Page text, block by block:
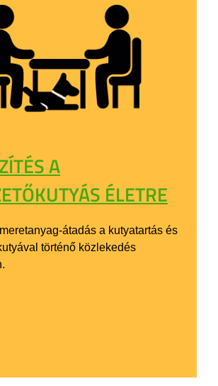
A
ÉLETRE
átadás a kutyatartás és
történő közlekedés